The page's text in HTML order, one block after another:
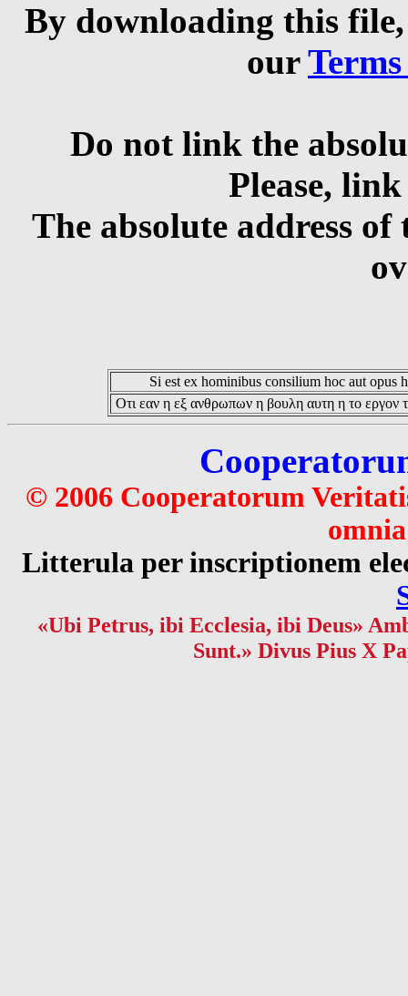
By downloading this
our
Do not link the
Please,
The absolute address
Si est ex hominibus consilium hoc aut opus
Οτι εαν η εξ ανθρωπων η βουλη αυτη η το εργον
© 2006 Cooperatorum
Litterula per inscriptionem
«Ubi Petrus, ibi Ecclesia, ibi Deus»
Sunt.» Divus Pius X